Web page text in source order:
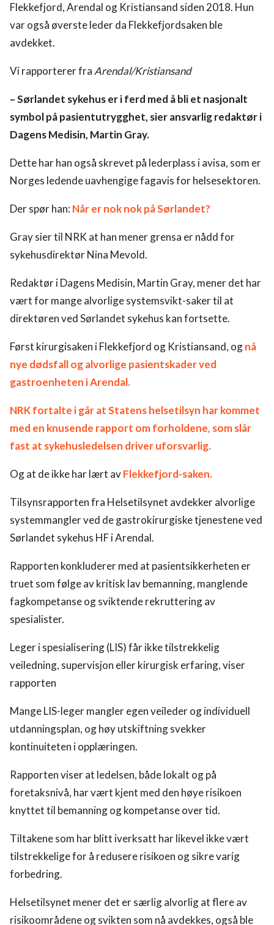
Flekkefjord, Arendal og Kristiansand siden 2018. Hun
var også øverste leder da Flekkefjordsaken ble
avdekket.
Vi rapporterer fraArendal/Kristiansand
– Sørlandet sykehus er i ferd med å bli et nasjonalt
symbol på pasientutrygghet, sier ansvarlig redaktør i
Dagens Medisin, Martin Gray.
Dette har han også skrevet på lederplass i avisa, som er
Norges ledende uavhengige fagavis for helsesektoren.
Der spør han: Når er nok nok på Sørlandet?
Gray sier til NRK at han mener grensa er nådd for
sykehusdirektør Nina Mevold.
Redaktør i Dagens Medisin, Martin Gray, mener det har
vært for mange alvorlige systemsvikt-saker til at
direktøren ved Sørlandet sykehus kan fortsette.
Først kirurgisaken i Flekkefjord og Kristiansand, ognå
nye dødsfall og alvorlige pasientskader ved
gastroenheten i Arendal.
NRK fortalte i går at Statens helsetilsyn har kommet
med en knusende rapport om forholdene, som slår
fast at sykehusledelsen driver uforsvarlig.
Og at de ikke har lært avFlekkefjord-saken.
Tilsynsrapporten fra Helsetilsynet avdekker alvorlige
systemmangler ved de gastrokirurgiske tjenestene ved
Sørlandet sykehus HF i Arendal.
Rapporten konkluderer med at pasientsikkerheten er
truet som følge av kritisk lav bemanning, manglende
fagkompetanse og sviktende rekruttering av
spesialister.
Leger i spesialisering (LIS) får ikke tilstrekkelig
veiledning, supervisjon eller kirurgisk erfaring, viser
rapporten
Mange LIS-leger mangler egen veileder og individuell
utdanningsplan, og høy utskiftning svekker
kontinuiteten i opplæringen.
Rapporten viser at ledelsen, både lokalt og på
foretaksnivå, har vært kjent med den høye risikoen
knyttet til bemanning og kompetanse over tid.
Tiltakene som har blitt iverksatt har likevel ikke vært
tilstrekkelige for å redusere risikoen og sikre varig
forbedring.
Helsetilsynet mener det er særlig alvorlig at flere av
risikoområdene og svikten som nå avdekkes, også ble